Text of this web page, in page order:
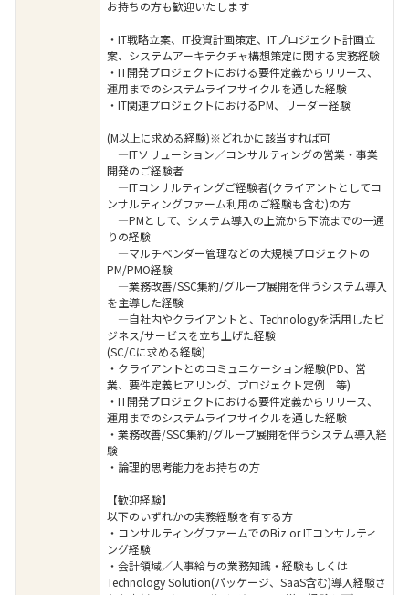
お持ちの方も歓迎いたします
・IT戦略立案、IT投資計画策定、ITプロジェクト計画立
案、システムアーキテクチャ構想策定に関する実務経験
・IT開発プロジェクトにおける要件定義からリリース、
運用までのシステムライフサイクルを通した経験
・IT関連プロジェクトにおけるPM、リーダー経験
(M以上に求める経験)※どれかに該当すれば可
―ITソリューション／コンサルティングの営業・事業
開発のご経験者
―ITコンサルティングご経験者(クライアントとしてコ
ンサルティングファーム利用のご経験も含む)の方
―PMとして、システム導入の上流から下流までの一通
りの経験
―マルチベンダー管理などの大規模プロジェクトの
PM/PMO経験
―業務改善/SSC集約/グループ展開を伴うシステム導入
を主導した経験
―自社内やクライアントと、Technologyを活用したビ
ジネス/サービスを立ち上げた経験
(SC/Cに求める経験)
・クライアントとのコミュニケーション経験(PD、営
業、要件定義ヒアリング、プロジェクト定例 等)
・IT開発プロジェクトにおける要件定義からリリース、
運用までのシステムライフサイクルを通した経験
・業務改善/SSC集約/グループ展開を伴うシステム導入経
験
・論理的思考能力をお持ちの方
【歓迎経験】
以下のいずれかの実務経験を有する方
・コンサルティングファームでのBiz or ITコンサルティ
ング経験
・会計領域／人事給与の業務知識・経験もしくは
Technology Solution(パッケージ、SaaS含む)導入経験さ